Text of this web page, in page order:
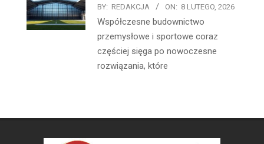
BY: REDAKCJA ON: 8 LUTEGO, 2026
Współczesne budownictwo
przemysłowe i sportowe coraz
częściej sięga po nowoczesne
rozwiązania, które